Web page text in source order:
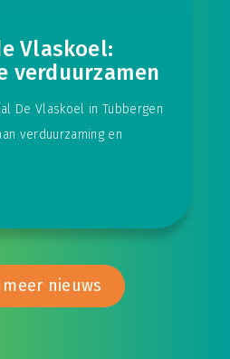
Vlaskoel:
verduurzamen
De Vlaskoel in Tubbergen
verduurzaming en
meer nieuws